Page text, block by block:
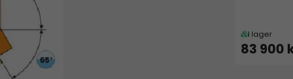
I lager
83 900